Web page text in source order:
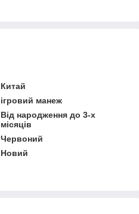
Китай
ігровий манеж
Від народження до 3-х
місяців
Червоний
Новий